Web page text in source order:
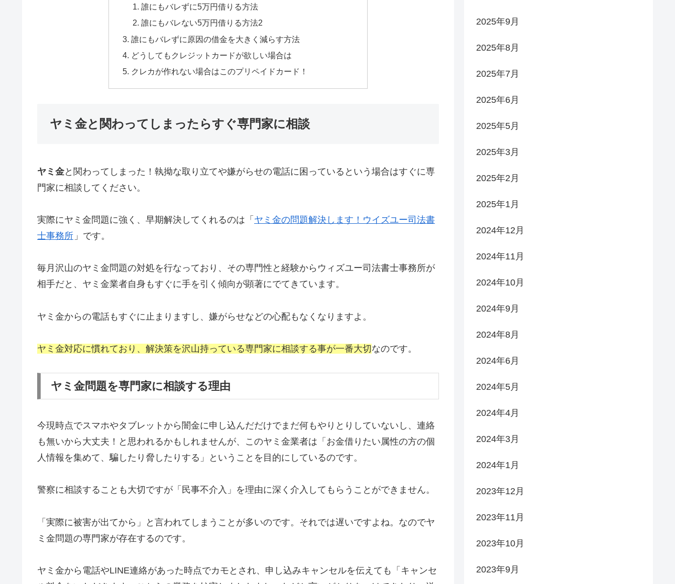
誰にもバレずに5万円借りる方法
誰にもバレない5万円借りる方法2
誰にもバレずに原因の借金を大きく減らす方法
どうしてもクレジットカードが欲しい場合は
クレカが作れない場合はこのプリペイドカード！
ヤミ金と関わってしまったらすぐ専門家に相談
ヤミ金と関わってしまった！執拗な取り立てや嫌がらせの電話に困っているという場合はすぐに専
門家に相談してください。
実際にヤミ金問題に強く、早期解決してくれるのは「 ヤミ金の問題解決します！ウイズユー司法書
士事務所 」です。
毎月沢山のヤミ金問題の対処を行なっており、その専門性と経験からウィズユー司法書士事務所が
相手だと、ヤミ金業者自身もすぐに手を引く傾向が顕著にでてきています。
ヤミ金からの電話もすぐに止まりますし、嫌がらせなどの心配もなくなりますよ。
ヤミ金対応に慣れており、解決策を沢山持っている専門家に相談する事が一番大切 なのです。
ヤミ金問題を専門家に相談する理由
今現時点でスマホやタブレットから闇金に申し込んだだけでまだ何もやりとりしていないし、連絡
も無いから大丈夫！と思われるかもしれませんが、このヤミ金業者は「お金借りたい属性の方の個
人情報を集めて、騙したり脅したりする」ということを目的にしているのです。
警察に相談することも大切ですが「民事不介入」を理由に深く介入してもらうことができません。
「実際に被害が出てから」と言われてしまうことが多いのです。それでは遅いですよね。なのでヤ
ミ金問題の専門家が存在するのです。
ヤミ金から電話やLINE連絡があった時点でカモとされ、申し込みキャンセルを伝えても「キャンセ
2025年9月
2025年8月
2025年7月
2025年6月
2025年5月
2025年3月
2025年2月
2025年1月
2024年12月
2024年11月
2024年10月
2024年9月
2024年8月
2024年6月
2024年5月
2024年4月
2024年3月
2024年1月
2023年12月
2023年11月
2023年10月
2023年9月